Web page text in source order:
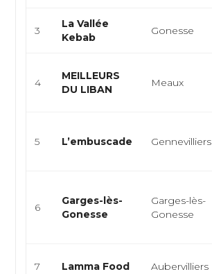
3
La Vallée
Kebab
Gonesse
4
MEILLEURS
DU LIBAN
Meaux
5 L’embuscade Gennevilliers
6
Garges-lès-
Gonesse
Garges-lès-
Gonesse
7 Lamma Food Aubervilliers